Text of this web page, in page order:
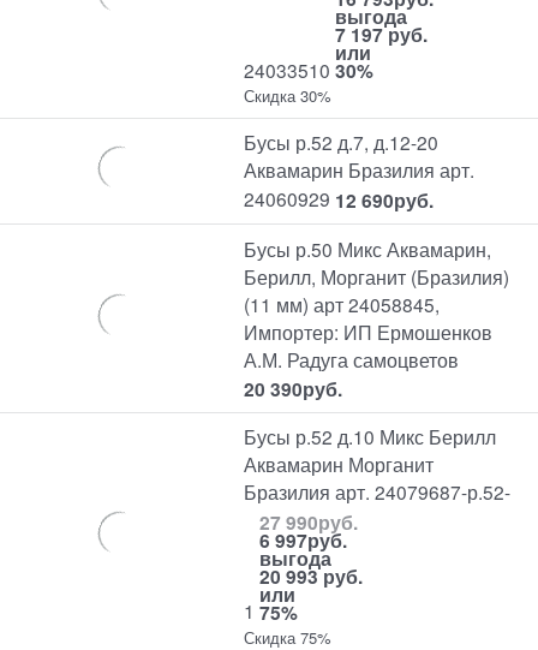
24033510
выгода
7 197 руб.
или
30%
Скидка 30%
Бусы р.52 д.7, д.12-20
Аквамарин Бразилия арт.
24060929 12 690руб.
Бусы р.50 Микс Аквамарин,
Берилл, Морганит (Бразилия)
(11 мм) арт 24058845,
Импортер: ИП Ермошенков
А.М. Радуга самоцветов
20 390руб.
Бусы р.52 д.10 Микс Берилл
Аквамарин Морганит
Бразилия арт. 24079687-р.52-
1
27 990руб.
6 997руб.
выгода
20 993 руб.
или
75%
Скидка 75%